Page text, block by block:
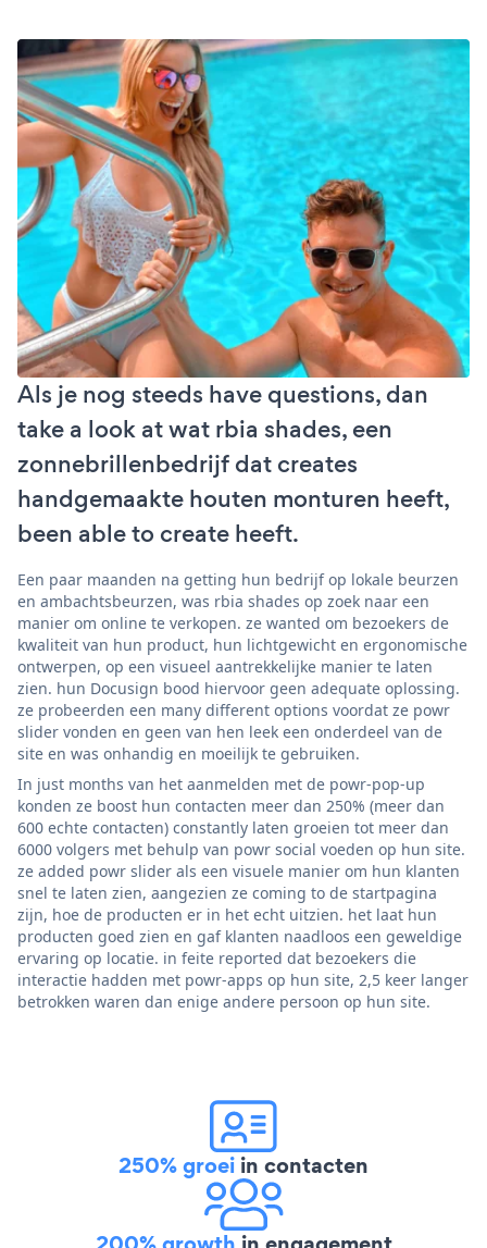
Als je nog steeds have questions, dan
take a look at wat rbia shades, een
zonnebrillenbedrijf dat creates
handgemaakte houten monturen heeft,
been able to create heeft.
Een paar maanden na getting hun bedrijf op lokale beurzen
en ambachtsbeurzen, was rbia shades op zoek naar een
manier om online te verkopen. ze wanted om bezoekers de
kwaliteit van hun product, hun lichtgewicht en ergonomische
ontwerpen, op een visueel aantrekkelijke manier te laten
zien. hun Docusign bood hiervoor geen adequate oplossing.
ze probeerden een many different options voordat ze powr
slider vonden en geen van hen leek een onderdeel van de
site en was onhandig en moeilijk te gebruiken.
In just months van het aanmelden met de powr-pop-up
konden ze boost hun contacten meer dan 250% (meer dan
600 echte contacten) constantly laten groeien tot meer dan
6000 volgers met behulp van powr social voeden op hun site.
ze added powr slider als een visuele manier om hun klanten
snel te laten zien, aangezien ze coming to de startpagina
zijn, hoe de producten er in het echt uitzien. het laat hun
producten goed zien en gaf klanten naadloos een geweldige
ervaring op locatie. in feite reported dat bezoekers die
interactie hadden met powr-apps op hun site, 2,5 keer langer
betrokken waren dan enige andere persoon op hun site.
250% groei in contacten